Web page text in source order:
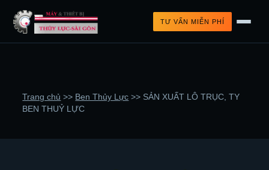
TƯ VẤN MIỄN PHÍ
Trang chủ >> Ben Thủy Lực >> SẢN XUẤT LÔ TRỤC, TY
BEN THUỶ LỰC